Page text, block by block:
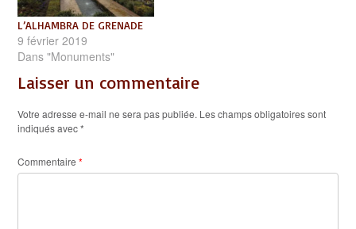
L’ALHAMBRA DE GRENADE
9 février 2019
Dans "Monuments"
Laisser un commentaire
Votre adresse e-mail ne sera pas publiée. Les champs obligatoires sont
indiqués avec*
Commentaire *